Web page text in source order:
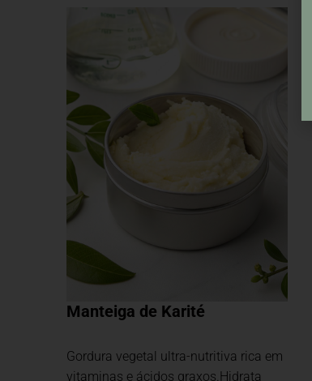
Manteiga de Karité
Gordura vegetal ultra-nutritiva rica em
vitaminas e ácidos graxos.Hidrata